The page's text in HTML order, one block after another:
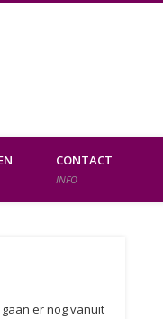
CONTACT
INFO
er nog vanuit